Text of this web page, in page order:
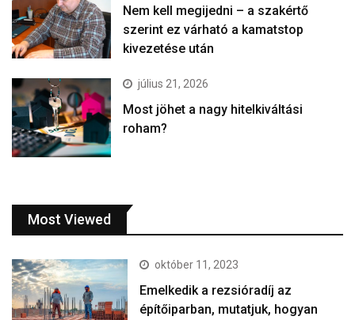
Nem kell megijedni – a szakértő
szerint ez várható a kamatstop
kivezetése után
július 21, 2026
Most jöhet a nagy hitelkiváltási
roham?
Most Viewed
október 11, 2023
Emelkedik a rezsióradíj az
építőiparban, mutatjuk, hogyan